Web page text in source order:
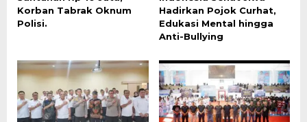
Korban Tabrak Oknum
Polisi.
Hadirkan Pojok Curhat,
Edukasi Mental hingga
Anti-Bullying